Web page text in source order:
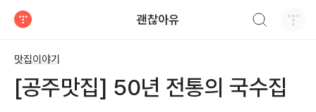
괜찮아유
맛집이야기
[공주맛집] 50년 전통의 국수집